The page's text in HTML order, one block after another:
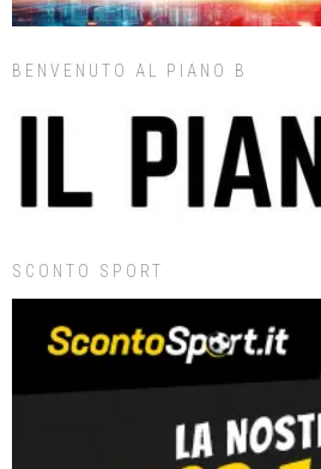
BENVENUTO AL PIANO B
SCONTO SPORT